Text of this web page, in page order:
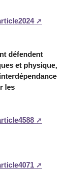
défendent
et physique,
les